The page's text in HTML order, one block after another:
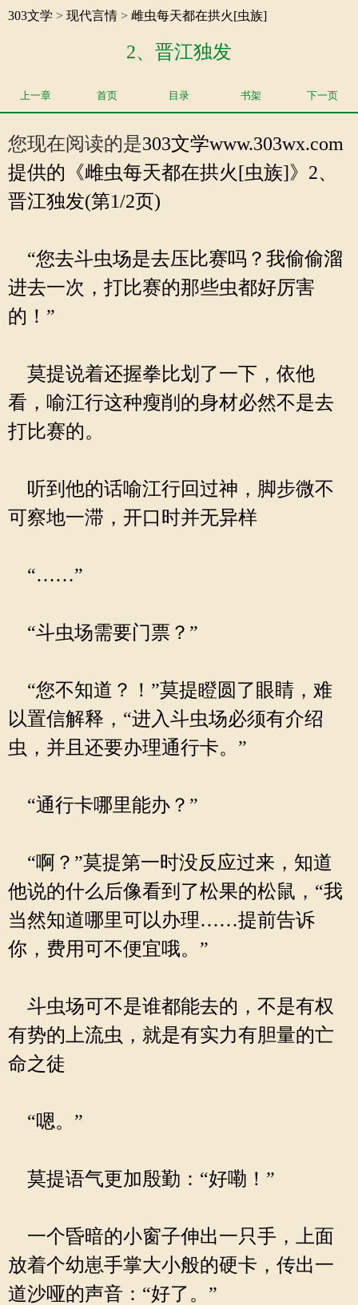
303文学 > 现代言情 > 雌虫每天都在拱火[虫族]
2、晋江独发
上一章 首页 目录 书架 下一页
您现在阅读的是303文学www.303wx.com
提供的《雌虫每天都在拱火[虫族]》2、
晋江独发(第1/2页)
“您去斗虫场是去压比赛吗？我偷偷溜
进去一次，打比赛的那些虫都好厉害
的！”
莫提说着还握拳比划了一下，依他
看，喻江行这种瘦削的身材必然不是去
打比赛的。
听到他的话喻江行回过神，脚步微不
可察地一滞，开口时并无异样
“……”
“斗虫场需要门票？”
“您不知道？！”莫提瞪圆了眼睛，难
以置信解释，“进入斗虫场必须有介绍
虫，并且还要办理通行卡。”
“通行卡哪里能办？”
“啊？”莫提第一时没反应过来，知道
他说的什么后像看到了松果的松鼠，“我
当然知道哪里可以办理……提前告诉
你，费用可不便宜哦。”
斗虫场可不是谁都能去的，不是有权
有势的上流虫，就是有实力有胆量的亡
命之徒
“嗯。”
莫提语气更加殷勤：“好嘞！”
一个昏暗的小窗子伸出一只手，上面
放着个幼崽手掌大小般的硬卡，传出一
道沙哑的声音：“好了。”